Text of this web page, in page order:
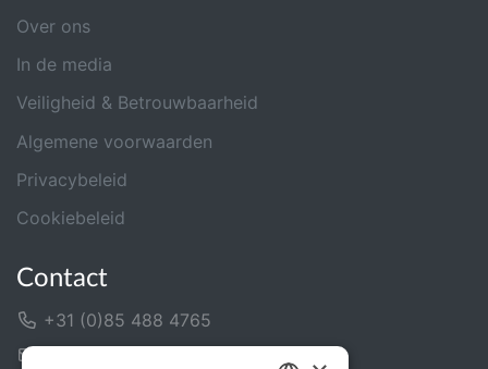
Over ons
In de media
Veiligheid & Betrouwbaarheid
Algemene voorwaarden
Privacybeleid
Cookiebeleid
Contact
+31 (0)85 488 4765